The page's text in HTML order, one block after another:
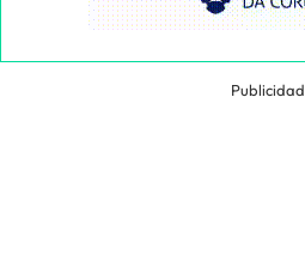
Publicidad